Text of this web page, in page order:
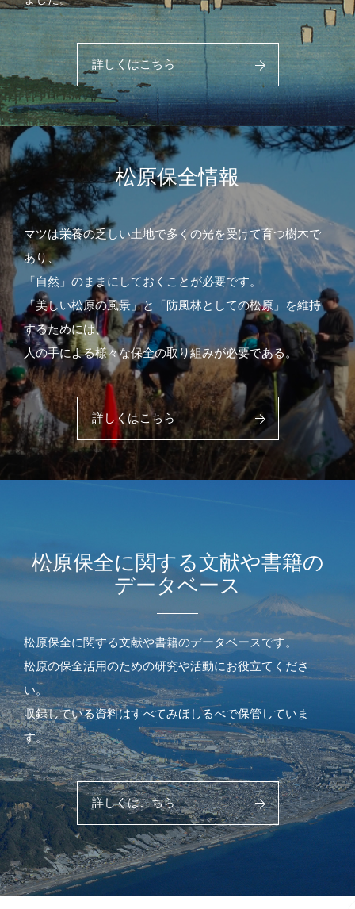
詳しくはこちら
松原保全情報
マツは栄養の乏しい土地で多くの光を受けて育つ樹木で
あり、
「自然」のままにしておくことが必要です。
「美しい松原の風景」と「防風林としての松原」を維持
するためには、
人の手による様々な保全の取り組みが必要である。
詳しくはこちら
松原保全に関する文献や書籍の
データベース
松原保全に関する文献や書籍のデータベースです。
松原の保全活用のための研究や活動にお役立てくださ
い。
収録している資料はすべてみほしるべで保管していま
す。
詳しくはこちら